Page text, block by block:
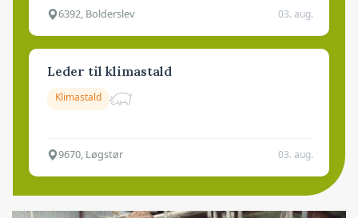
6392, Bolderslev 03. aug.
Leder til klimastald
Klimastald
9670, Løgstør 03. aug.